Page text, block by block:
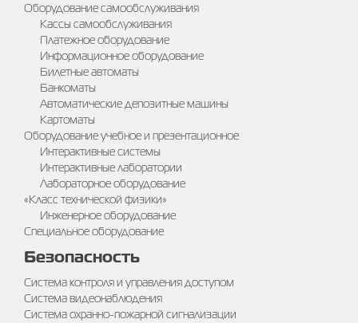
Оборудование самообслуживания
Кассы самообслуживания
Платежное оборудование
Информационное оборудование
Билетные автоматы
Банкоматы
Автоматические депозитные машины
Картоматы
Оборудование учебное и презентационное
Интерактивные системы
Интерактивные лаборатории
Лабораторное оборудование
«Класс технической физики»
Инженерное оборудование
Специальное оборудование
Безопасность
Система контроля и управления доступом
Система видеонаблюдения
Система охранно-пожарной сигнализации